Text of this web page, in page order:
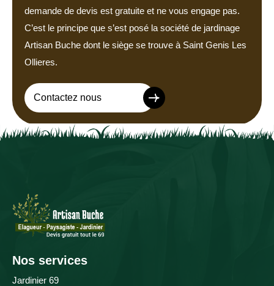
demande de devis est gratuite et ne vous engage pas.
C’est le principe que s’est posé la société de jardinage
Artisan Buche dont le siège se trouve à Saint Genis Les
Ollieres.
Contactez nous
Nos services
Jardinier 69